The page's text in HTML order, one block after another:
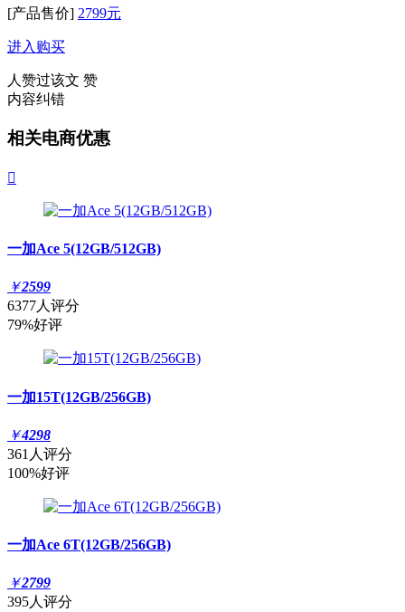
[产品售价] 2799元
进入购买
人赞过该文 赞
内容纠错
相关电商优惠

一加Ace 5(12GB/512GB)
￥2599
6377人评分
79%好评
一加15T(12GB/256GB)
￥4298
361人评分
100%好评
一加Ace 6T(12GB/256GB)
￥2799
395人评分